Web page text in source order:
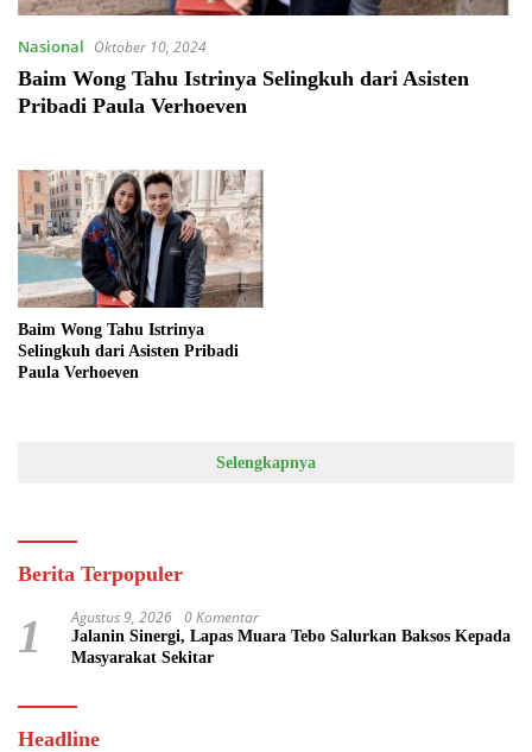
Nasional Oktober 10, 2024
Baim Wong Tahu Istrinya Selingkuh dari Asisten
Pribadi Paula Verhoeven
Baim Wong Tahu Istrinya
Selingkuh dari Asisten Pribadi
Paula Verhoeven
Selengkapnya
Berita Terpopuler
1 Agustus 9, 2026 0 Komentar
Jalanin Sinergi, Lapas Muara Tebo Salurkan Baksos Kepada
Masyarakat Sekitar
Headline